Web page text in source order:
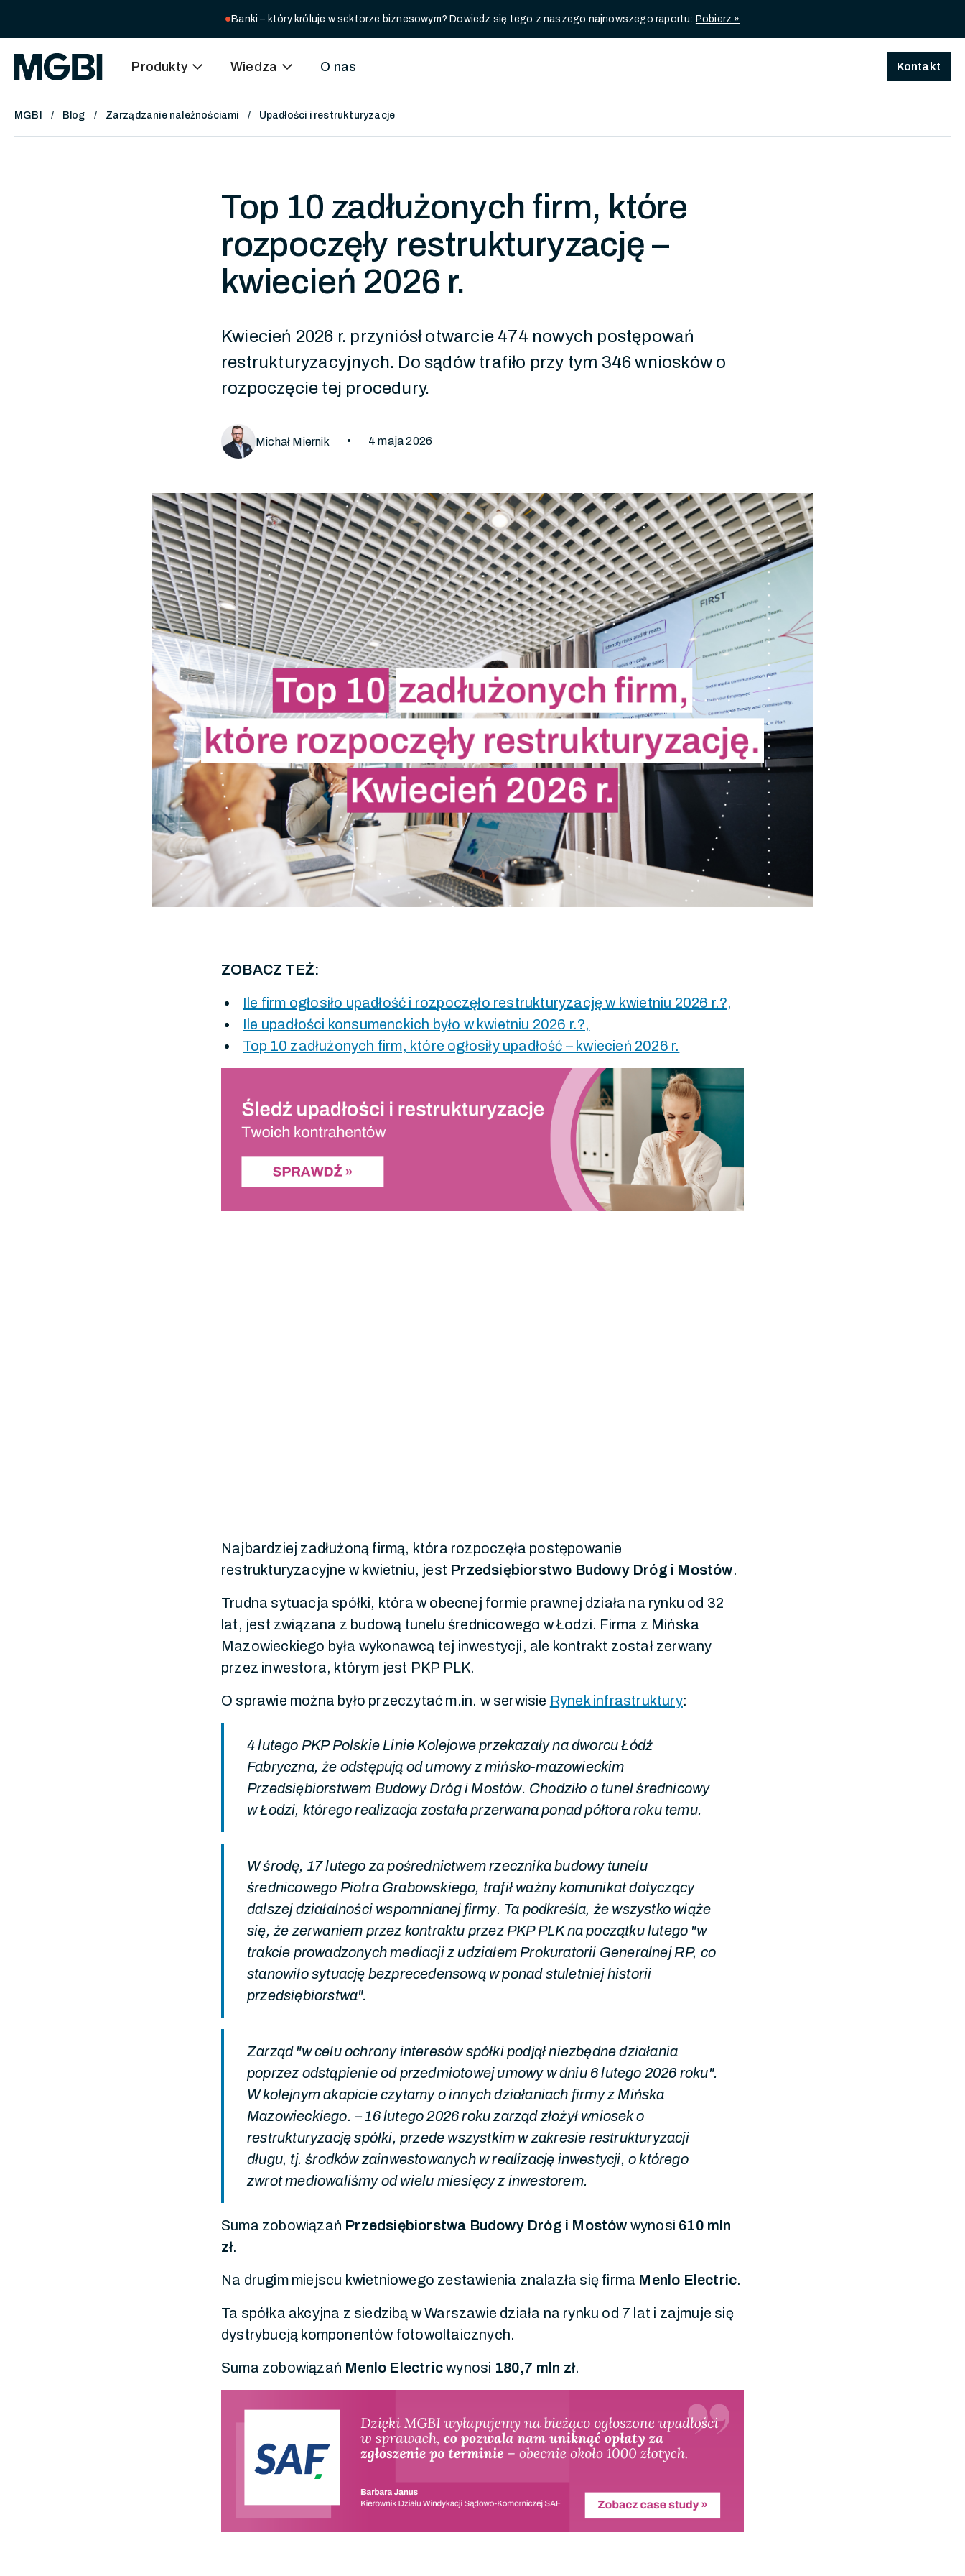
circle Banki – który króluje w sektorze biznesowym? Dowiedz się tego z naszego najnowszego raportu: Pobierz »
Produkty expand_more Wiedza expand_more O nas Kontakt
MGBI Blog Zarządzanie należnościami Upadłości i restrukturyzacje
Top 10 zadłużonych firm, które
rozpoczęły restrukturyzację –
kwiecień 2026 r.
Kwiecień 2026 r. przyniósł otwarcie 474 nowych postępowań
restrukturyzacyjnych. Do sądów trafiło przy tym 346 wniosków o
rozpoczęcie tej procedury.
Michał Miernik • 4 maja 2026
ZOBACZ TEŻ:
Ile firm ogłosiło upadłość i rozpoczęło restrukturyzację w kwietniu 2026 r.?,
Ile upadłości konsumenckich było w kwietniu 2026 r.?,
Top 10 zadłużonych firm, które ogłosiły upadłość – kwiecień 2026 r.
Najbardziej zadłużoną firmą, która rozpoczęła postępowanie
restrukturyzacyjne w kwietniu, jest Przedsiębiorstwo Budowy Dróg i Mostów.
Trudna sytuacja spółki, która w obecnej formie prawnej działa na rynku od 32
lat, jest związana z budową tunelu średnicowego w Łodzi. Firma z Mińska
Mazowieckiego była wykonawcą tej inwestycji, ale kontrakt został zerwany
przez inwestora, którym jest PKP PLK.
O sprawie można było przeczytać m.in. w serwisie Rynek infrastruktury:
4 lutego PKP Polskie Linie Kolejowe przekazały na dworcu Łódź
Fabryczna, że odstępują od umowy z mińsko-mazowieckim
Przedsiębiorstwem Budowy Dróg i Mostów. Chodziło o tunel średnicowy
w Łodzi, którego realizacja została przerwana ponad półtora roku temu.
W środę, 17 lutego za pośrednictwem rzecznika budowy tunelu
średnicowego Piotra Grabowskiego, trafił ważny komunikat dotyczący
dalszej działalności wspomnianej firmy. Ta podkreśla, że wszystko wiąże
się, że zerwaniem przez kontraktu przez PKP PLK na początku lutego "w
trakcie prowadzonych mediacji z udziałem Prokuratorii Generalnej RP, co
stanowiło sytuację bezprecedensową w ponad stuletniej historii
przedsiębiorstwa".
Zarząd "w celu ochrony interesów spółki podjął niezbędne działania
poprzez odstąpienie od przedmiotowej umowy w dniu 6 lutego 2026 roku".
W kolejnym akapicie czytamy o innych działaniach firmy z Mińska
Mazowieckiego. – 16 lutego 2026 roku zarząd złożył wniosek o
restrukturyzację spółki, przede wszystkim w zakresie restrukturyzacji
długu, tj. środków zainwestowanych w realizację inwestycji, o którego
zwrot mediowaliśmy od wielu miesięcy z inwestorem.
Suma zobowiązań Przedsiębiorstwa Budowy Dróg i Mostów wynosi 610 mln
zł.
Na drugim miejscu kwietniowego zestawienia znalazła się firma Menlo Electric.
Ta spółka akcyjna z siedzibą w Warszawie działa na rynku od 7 lat i zajmuje się
dystrybucją komponentów fotowoltaicznych.
Suma zobowiązań Menlo Electricwynosi 180,7 mln zł.